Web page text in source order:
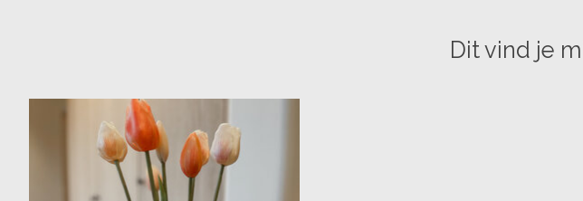
Dit vind je
Items van productcarrousel